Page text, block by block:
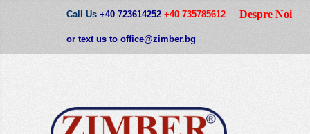
Call Us +40 723614252 +40 735785612
or text us to office@zimber.bg
Despre Noi